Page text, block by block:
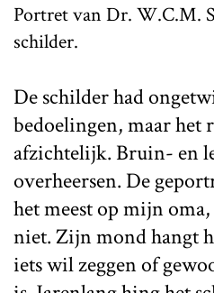
Portret van Dr. W.C.M.
schilder.
De schilder had
bedoelingen, maar het
afzichtelijk. Bruin- en
overheersen. De
het meest op mijn
niet. Zijn mond hangt
iets wil zeggen of